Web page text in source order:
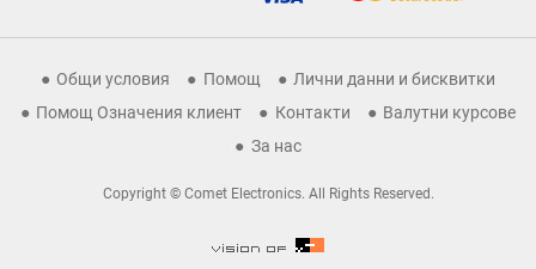
Общи условия Помощ
Лични данни и бисквитки
Помощ Означения клиент
Контакти
Валутни курсове
За нас
Copyright © Comet Electronics. All Rights Reserved.